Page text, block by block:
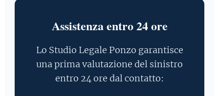
Assistenza entro 24 ore
Lo Studio Legale Ponzo garantisce
una prima valutazione del sinistro
entro 24 ore dal contatto: